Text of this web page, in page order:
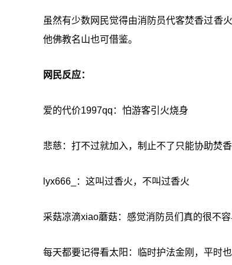
虽然有少数网民觉得由消防员代客焚香过香
他佛教名山也可借鉴。
网民反应：
爱的代价1997qq：怕游客引火烧身
悲慈：打不过就加入，制止不了只能协助焚香
lyx666_：这叫过香火，不叫过香火
采菇凉滴xiao蘑菇：感觉消防员们真的很不
每天都要记得看太阳：临时护法金刚，平时